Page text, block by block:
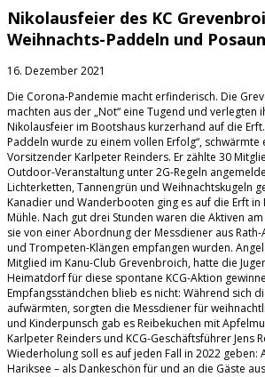
Nikolausfeier des KC
Weihnachts-Paddeln und
16. Dezember 2021
Die Corona-Pandemie macht erfinderisch. Die
machten aus der „Not“ eine Tugend und verlegten
Nikolausfeier im Bootshaus kurzerhand auf die
Paddeln wurde zu einem vollen Erfolg“, schwärmte
Vorsitzender Karlpeter Reinders. Er zählte 30
Outdoor-Veranstaltung unter 2G-Regeln
Lichterketten, Tannengrün und Weihnachtskugeln
Kanadier und Wanderbooten ging es auf die Erft in
Mühle. Nach gut drei Stunden waren die Aktiven
sie von einer Abordnung der Messdiener aus
und Trompeten-Klängen empfangen wurden.
Mitglied im Kanu-Club Grevenbroich, hatte die
Heimatdorf für diese spontane KCG-Aktion
Empfangsständchen blieb es nicht: Während sich
aufwärmten, sorgten die Messdiener für
und Kinderpunsch gab es Reibekuchen mit
Karlpeter Reinders und KCG-Geschäftsführer Jens
Wiederholung soll es auf jeden Fall in 2022 geben:
Hariksee – als Dankeschön für und an die Gäste